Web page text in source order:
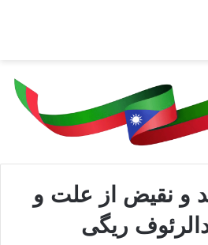
و نقیض از علت و
ریگی